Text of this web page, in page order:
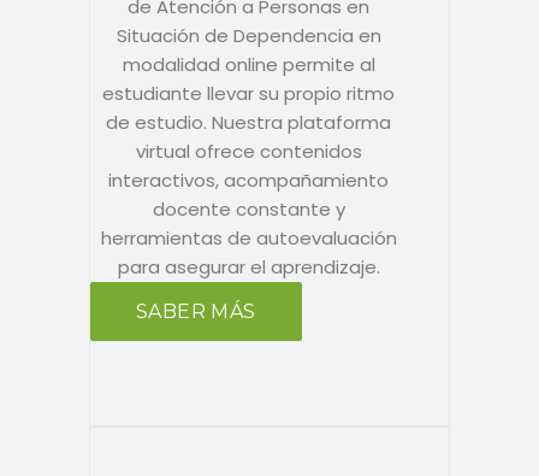
de Atención a Personas en
Situación de Dependencia en
modalidad online permite al
estudiante llevar su propio ritmo
de estudio. Nuestra plataforma
virtual ofrece contenidos
interactivos, acompañamiento
docente constante y
herramientas de autoevaluación
para asegurar el aprendizaje.
SABER MÁS